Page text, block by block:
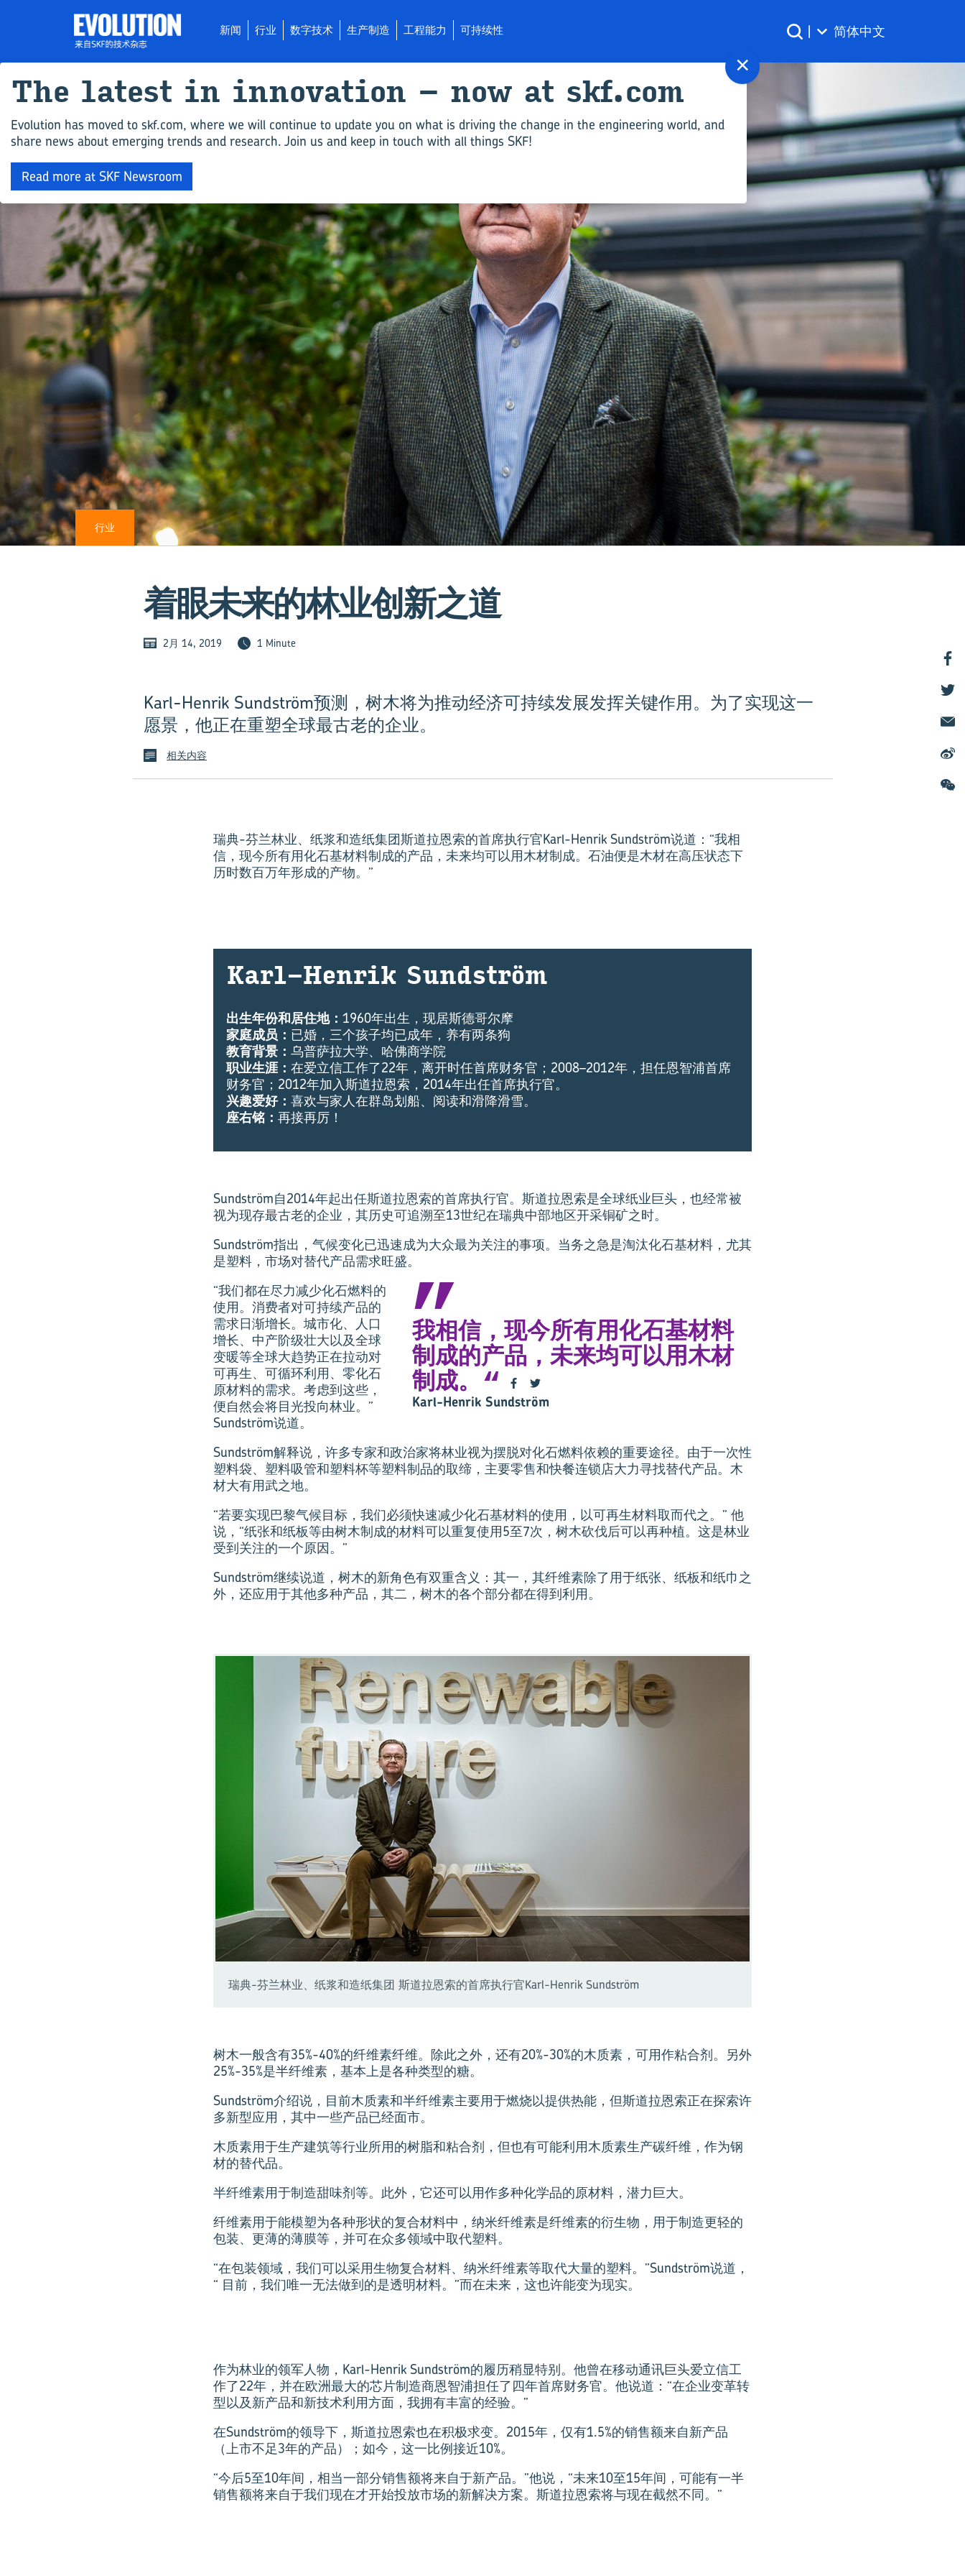
新闻 行业 数字技术 生产制造 工程能力 可持续性 | 简体中文
行业
着眼未来的林业创新之道
2月 14, 2019 1 Minute
Karl-Henrik Sundström预测，树木将为推动经济可持续发展发挥关键作用。为了实现这一
愿景，他正在重塑全球最古老的企业。
相关内容
瑞典-芬兰林业、纸浆和造纸集团斯道拉恩索的首席执行官Karl-Henrik Sundström说道：“我相
信，现今所有用化石基材料制成的产品，未来均可以用木材制成。石油便是木材在高压状态下
历时数百万年形成的产物。”
Karl-​Henrik Sundström
出生年份和居住地： 1960年出生，现居斯德哥尔摩
家庭成员： 已婚，三个孩子均已成年，养有两条狗
教育背景： 乌普萨拉大学、哈佛商学院
职业生涯： 在爱立信工作了22年，离开时任首席财务官；2008–2012年，担任恩智浦首席
财务官；2012年加入斯道拉恩索，2014年出任首席执行官。
兴趣爱好： 喜欢与家人在群岛划船、阅读和滑降滑雪。
座右铭： 再接再厉！
Sundström自2014年起出任斯道拉恩索的首席执行官。斯道拉恩索是全球纸业巨头，也经常被
视为现存最古老的企业，其历史可追溯至13世纪在瑞典中部地区开采铜矿之时。
Sundström指出，气候变化已迅速成为大众最为关注的事项。当务之急是淘汰化石基材料，尤其
是塑料，市场对替代产品需求旺盛。
我相信，现今所有用化石基材料
制成的产品，未来均可以用木材
制成。
Karl-Henrik Sundström
“我们都在尽力减少化石燃料的
使用。消费者对可持续产品的
需求日渐增长。城市化、人口
增长、中产阶级壮大以及全球
变暖等全球大趋势正在拉动对
可再生、可循环利用、零化石
原材料的需求。考虑到这些，
便自然会将目光投向林业。”
Sundström说道。
Sundström解释说，许多专家和政治家将林业视为摆脱对化石燃料依赖的重要途径。由于一次性
塑料袋、塑料吸管和塑料杯等塑料制品的取缔，主要零售和快餐连锁店大力寻找替代产品。木
材大有用武之地。
“若要实现巴黎气候目标，我们必须快速减少化石基材料的使用，以可再生材料取而代之。” 他
说，“纸张和纸板等由树木制成的材料可以重复使用5至7次，树木砍伐后可以再种植。这是林业
受到关注的一个原因。”
Sundström继续说道，树木的新角色有双重含义：其一，其纤维素除了用于纸张、纸板和纸巾之
外，还应用于其他多种产品，其二，树木的各个部分都在得到利用。
瑞典-芬兰林业、纸浆和造纸集团 斯道拉恩索的首席执行官Karl-Henrik Sundström
树木一般含有35%-40%的纤维素纤维。除此之外，还有20%-30%的木质素，可用作粘合剂。另外
25%-35%是半纤维素，基本上是各种类型的糖。
Sundström介绍说，目前木质素和半纤维素主要用于燃烧以提供热能，但斯道拉恩索正在探索许
多新型应用，其中一些产品已经面市。
木质素用于生产建筑等行业所用的树脂和粘合剂，但也有可能利用木质素生产碳纤维，作为钢
材的替代品。
半纤维素用于制造甜味剂等。此外，它还可以用作多种化学品的原材料，潜力巨大。
纤维素用于能模塑为各种形状的复合材料中，纳米纤维素是纤维素的衍生物，用于制造更轻的
包装、更薄的薄膜等，并可在众多领域中取代塑料。
“在包装领域，我们可以采用生物复合材料、纳米纤维素等取代大量的塑料。”Sundström说道，
“ 目前，我们唯一无法做到的是透明材料。”而在未来，这也许能变为现实。
作为林业的领军人物，Karl-Henrik Sundström的履历稍显特别。他曾在移动通讯巨头爱立信工
作了22年，并在欧洲最大的芯片制造商恩智浦担任了四年首席财务官。他说道：“在企业变革转
型以及新产品和新技术利用方面，我拥有丰富的经验。”
在Sundström的领导下，斯道拉恩索也在积极求变。2015年，仅有1.5%的销售额来自新产品
（上市不足3年的产品）；如今，这一比例接近10%。
“今后5至10年间，相当一部分销售额将来自于新产品。”他说，“未来10至15年间，可能有一半
销售额将来自于我们现在才开始投放市场的新解决方案。斯道拉恩索将与现在截然不同。”
×
The latest in in­nov­a­tion – now at skf.com
Evolution has moved to skf.com, where we will continue to update you on what is driving the change in the engineering world, and
share news about emerging trends and research. Join us and keep in touch with all things SKF!
Read more at SKF Newsroom